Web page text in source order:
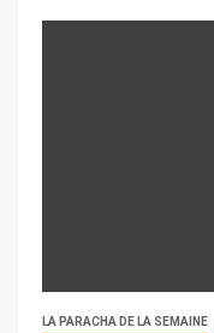
LA PARACHA DE LA SEMAINE